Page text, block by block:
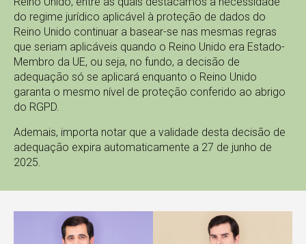
do regime jurídico aplicável à proteção de dados do
Reino Unido continuar a basear-se nas mesmas regras
que seriam aplicáveis quando o Reino Unido era Estado-
Membro da UE, ou seja, no fundo, a decisão de
adequação só se aplicará enquanto o Reino Unido
garanta o mesmo nível de proteção conferido ao abrigo
do RGPD.
Ademais, importa notar que a validade desta decisão de
adequação expira automaticamente a 27 de junho de
2025.